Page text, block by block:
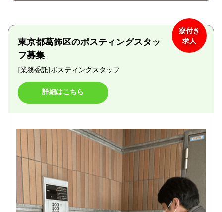
東京都葛飾区のポスティングスタッ
フ募集
[業務委託]ポスティングスタッフ
詳細はこちら
寮付き
求人